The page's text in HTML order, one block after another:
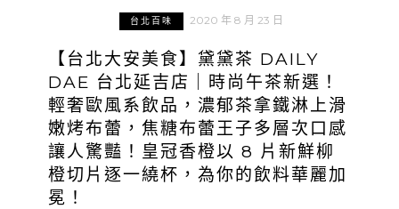
台北百味 2020 年 8 月 23 日
【台北大安美食】黛黛茶 DAILY
DAE 台北延吉店｜時尚午茶新選！
輕奢歐風系飲品，濃郁茶拿鐵淋上滑
嫩烤布蕾，焦糖布蕾王子多層次口感
讓人驚豔！皇冠香橙以 8 片新鮮柳
橙切片逐一繞杯，為你的飲料華麗加
冕！